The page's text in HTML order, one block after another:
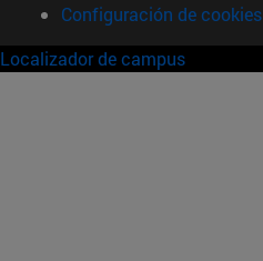
Configuración de cookies
Localizador de campus